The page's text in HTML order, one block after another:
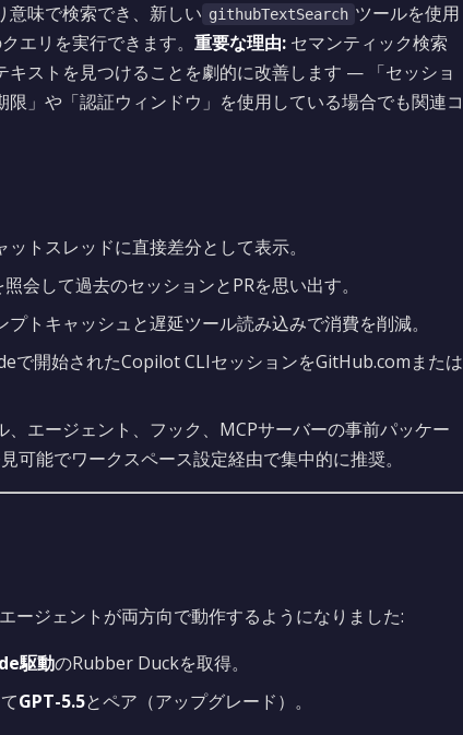
意味で検索でき、新しい githubTextSearch ツールを使用
エリを実行できます。 重要な理由: セマンティック検索
ストを見つけることを劇的に改善します — 「セッショ
」や「認証ウィンドウ」を使用している場合でも関連コ
トスレッドに直接差分として表示。
会して過去のセッションとPRを思い出す。
トキャッシュと遅延ツール読み込みで消費を削減。
で開始されたCopilot CLIセッションをGitHub.comまたは
エージェント、フック、MCPサーバーの事前パッケー
可能でワークスペース設定経由で集中的に推奨。
ージェントが両方向で動作するようになりました:
駆動のRubber Duckを取得。
GPT-5.5とペア（アップグレード）。